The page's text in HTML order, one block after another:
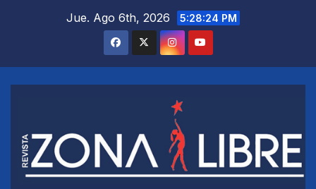
Jue. Ago 6th, 2026 5:28:24 PM